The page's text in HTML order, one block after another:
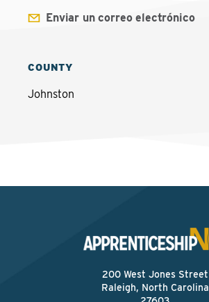
Enviar un correo electrónico
COUNTY
Johnston
200 West Jones Street
Raleigh, North Carolina